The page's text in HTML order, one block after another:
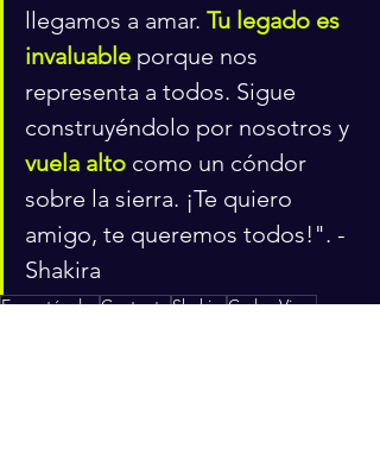
llegamos a amar. Tu legado es
invaluable porque nos
representa a todos. Sigue
construyéndolo por nosotros y
vuela alto como un cóndor
sobre la sierra. ¡Te quiero
amigo, te queremos todos!". -
Shakira
EspectáculosCantanteShakiraCarlos Vives